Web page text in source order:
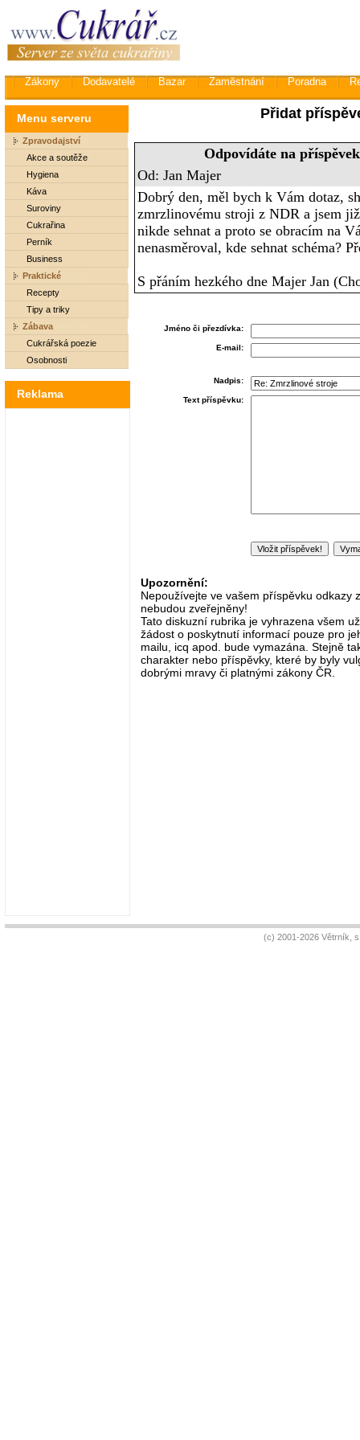
Zákony Dodavatelé Bazar Zaměstnání Poradna
Menu serveru
Zpravodajství
Akce a soutěže
Hygiena
Káva
Suroviny
Cukrařina
Perník
Business
Praktické
Recepty
Tipy a triky
Zábava
Cukrářská poezie
Osobnosti
Reklama
Přidat
Odpovídáte na
Od: Jan Majer
Dobrý den, měl bych k Vám dotaz,
zmrzlinovému stroji z NDR a jsem
nikde sehnat a proto se obracím na
nenasměroval, kde sehnat schéma?
S přáním hezkého dne Majer Jan
Jméno či přezdívka:
E-mail:
Nadpis:
Text příspěvku:
Upozornění:
Nepoužívejte ve vašem příspěvku odkazy
nebudou zveřejněny!
Tato diskuzní rubrika je vyhrazena všem
žádost o poskytnutí informací pouze pro
mailu, icq apod. bude vymazána. Stejně
charakter nebo příspěvky, které by byly
dobrými mravy či platnými zákony ČR.
(c) 2001-2026 Větrník,